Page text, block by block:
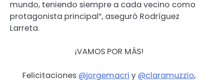
mundo, teniendo siempre a cada vecino como
protagonista principal”, aseguró Rodríguez
Larreta.
¡VAMOS POR MÁS!
Felicitaciones @jorgemacri y @claramuzzio,